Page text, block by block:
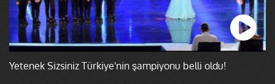
Yetenek Sizsiniz Türkiye'nin şampiyonu belli oldu!